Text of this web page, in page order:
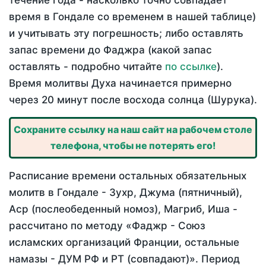
время в Гондале со временем в нашей таблице)
и учитывать эту погрешность; либо оставлять
запас времени до Фаджра (какой запас
оставлять - подробно читайте по ссылке).
Время молитвы Духа начинается примерно
через 20 минут после восхода солнца (Шурука).
Сохраните ссылку на наш сайт на рабочем столе
телефона, чтобы не потерять его!
Расписание времени остальных обязательных
молитв в Гондале - Зухр, Джума (пятничный),
Аср (послеобеденный номоз), Магриб, Иша -
рассчитано по методу «Фаджр - Союз
исламских организаций Франции, остальные
намазы - ДУМ РФ и РТ (совпадают)». Период